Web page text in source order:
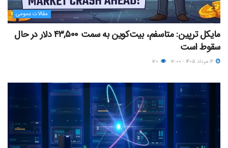
مقالات عمومی
مایکل ترپین: متاسفم، بیت‌کوین به سمت ۴۳,۵۰۰ دلار در حال
سقوط است